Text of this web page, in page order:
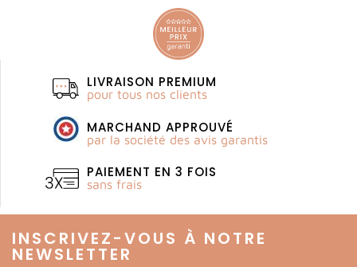
LIVRAISON PREMIUM
pour tous nos clients
MARCHAND APPROUVÉ
par la société des avis garantis
PAIEMENT EN 3 FOIS
sans frais
INSCRIVEZ-VOUS À NOTRE
NEWSLETTER